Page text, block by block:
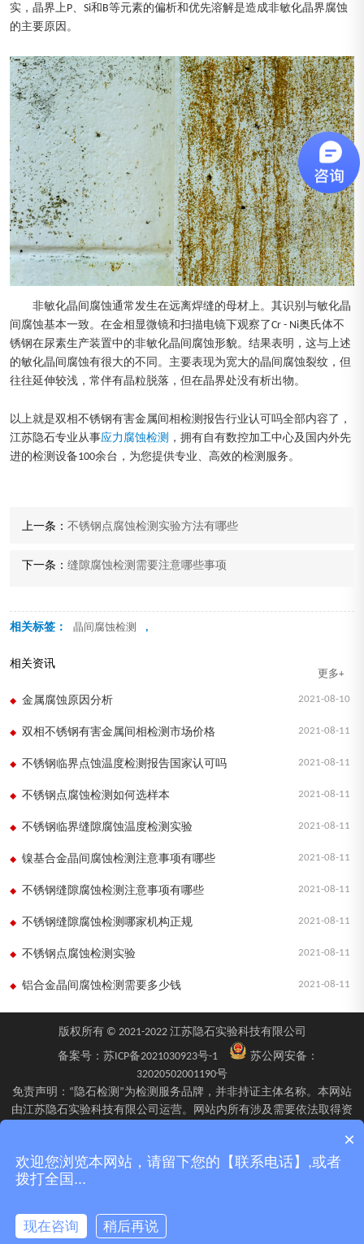
实，晶界上P、Si和B等元素的偏析和优先溶解是造成非敏化晶界腐蚀
的主要原因。
非敏化晶间腐蚀通常发生在远离焊缝的母材上。其识别与敏化晶
间腐蚀基本一致。在金相显微镜和扫描电镜下观察了Cr - Ni奥氏体不
锈钢在尿素生产装置中的非敏化晶间腐蚀形貌。结果表明，这与上述
的敏化晶间腐蚀有很大的不同。主要表现为宽大的晶间腐蚀裂纹，但
往往延伸较浅，常伴有晶粒脱落，但在晶界处没有析出物。
以上就是双相不锈钢有害金属间相检测报告行业认可吗全部内容了，
江苏隐石专业从事应力腐蚀检测 ，拥有自有数控加工中心及国内外先
进的检测设备100余台，为您提供专业、高效的检测服务。
上一条： 不锈钢点腐蚀检测实验方法有哪些
下一条： 缝隙腐蚀检测需要注意哪些事项
相关标签： 晶间腐蚀检测 ,
相关资讯
更多+
2021-08-10
金属腐蚀原因分析
2021-08-11
双相不锈钢有害金属间相检测市场价格
2021-08-11
不锈钢临界点蚀温度检测报告国家认可吗
2021-08-11
不锈钢点腐蚀检测如何选样本
2021-08-11
不锈钢临界缝隙腐蚀温度检测实验
2021-08-11
镍基合金晶间腐蚀检测注意事项有哪些
2021-08-11
不锈钢缝隙腐蚀检测注意事项有哪些
2021-08-11
不锈钢缝隙腐蚀检测哪家机构正规
2021-08-11
不锈钢点腐蚀检测实验
2021-08-11
铝合金晶间腐蚀检测需要多少钱
版权所有 © 2021-2022 江苏隐石实验科技有限公司
备案号： 苏ICP备2021030923号-1
苏公网安备：
32020502001190号
免责声明：“隐石检测”为检测服务品牌，并非持证主体名称。本网站
由江苏隐石实验科技有限公司运营。网站内所有涉及需要依法取得资
石检验检测有限公司、四川隐石检验检测有限公司、南京隐石安全阀
校验有限公司在资质认定能力范围内具体实施并出具报告。不同检测
项目的资质适用范围、报告标识及出具主体可能不同，具体情况以双
×
欢迎您浏览本网站，请留下您的【联系电话】,或者
拨打全国...
现在咨询 稍后再说